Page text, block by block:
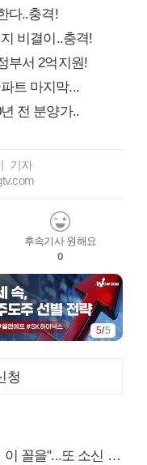
다..충격!
비결이..충격!
부서 2억지원!
트 마지막...
전 분양가..
기자
후속기사 원해요
0
5/5
청
을"...또 소신 발언